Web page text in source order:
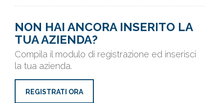
NON HAI ANCORA INSERITO LA
TUA AZIENDA?
Compila il modulo di registrazione ed inserisci
la tua azienda.
REGISTRATI ORA